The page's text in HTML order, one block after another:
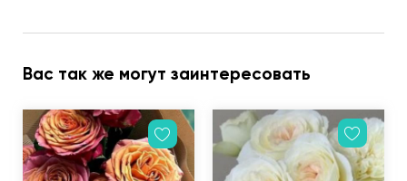
Вас так же могут заинтересовать